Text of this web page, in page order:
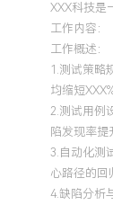
XXX科技是
工作内容：
工作概述：
1.测试策略
均缩短XXX%
2.测试用例
陷发现率提
3.自动化测
心路径的回
4.缺陷分析